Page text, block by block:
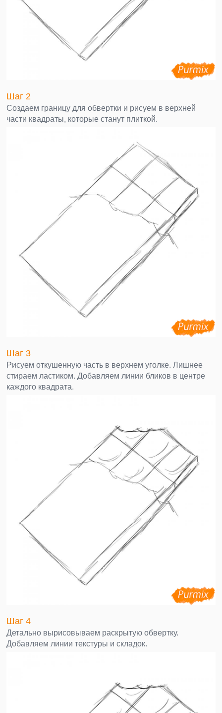
Шаг 2
Создаем границу для обвертки и рисуем в верхней
части квадраты, которые станут плиткой.
Шаг 3
Рисуем откушенную часть в верхнем уголке. Лишнее
стираем ластиком. Добавляем линии бликов в центре
каждого квадрата.
Шаг 4
Детально вырисовываем раскрытую обвертку.
Добавляем линии текстуры и складок.